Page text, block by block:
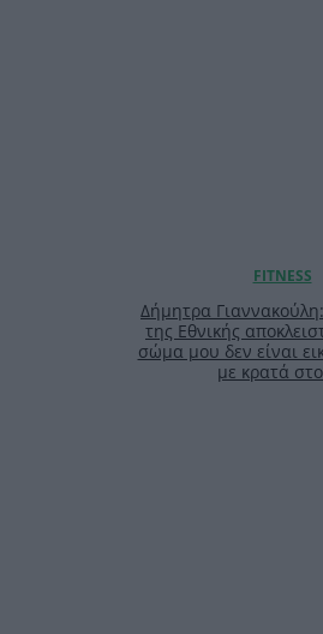
Δήμητρα
της Εθνικής
σώμα μου δεν είναι
με κρατά